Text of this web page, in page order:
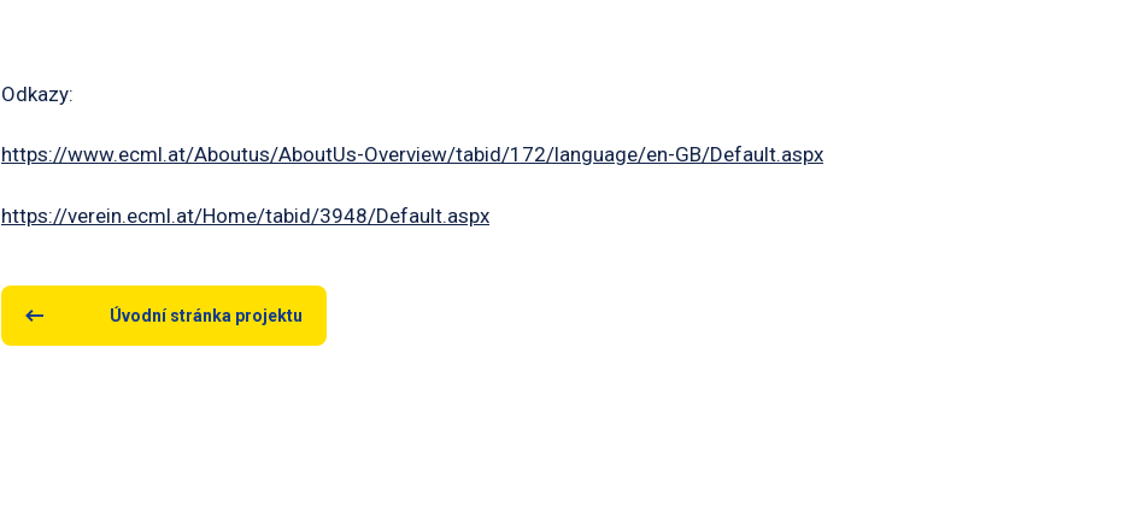
Odkazy:
https://www.ecml.at/Aboutus/AboutUs-Overview/tabid/172/language/en-GB/Default.aspx
https://verein.ecml.at/Home/tabid/3948/Default.aspx
Úvodní stránka projektu